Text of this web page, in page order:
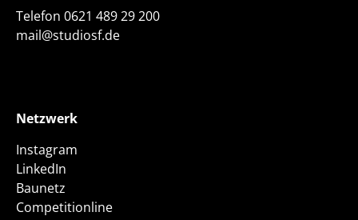
Telefon 0621 489 29 200
mail@studiosf.de
Netzwerk
Instagram
LinkedIn
Baunetz
Competitionline